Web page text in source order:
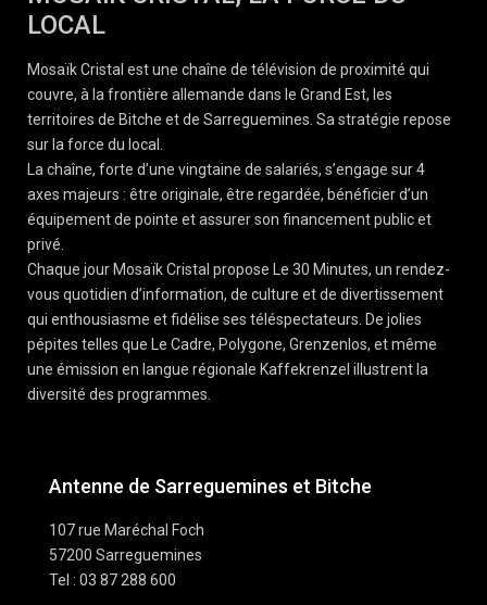
LOCAL
Mosaïk Cristal est une chaîne de télévision de proximité qui
couvre, à la frontière allemande dans le Grand Est, les
territoires de Bitche et de Sarreguemines. Sa stratégie repose
sur la force du local.
La chaîne, forte d’une vingtaine de salariés, s’engage sur 4
axes majeurs : être originale, être regardée, bénéficier d’un
équipement de pointe et assurer son financement public et
privé.
Chaque jour Mosaïk Cristal propose Le 30 Minutes, un rendez-
vous quotidien d’information, de culture et de divertissement
qui enthousiasme et fidélise ses téléspectateurs. De jolies
pépites telles que Le Cadre, Polygone, Grenzenlos, et même
une émission en langue régionale Kaffekrenzel illustrent la
diversité des programmes.
Antenne de Sarreguemines et Bitche
107 rue Maréchal Foch
57200 Sarreguemines
Tel : 03 87 288 600